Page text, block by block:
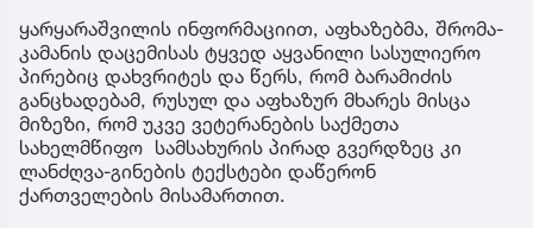
ყარყარაშვილის ინფორმაციით, აფხაზებმა, შრომა-
კამანის დაცემისას ტყვედ აყვანილი სასულიერო
პირებიც დახვრიტეს და წერს, რომ ბარამიძის
განცხადებამ, რუსულ და აფხაზურ მხარეს მისცა
მიზეზი, რომ უკვე ვეტერანების საქმეთა
სახელმწიფო სამსახურის პირად გვერდზეც კი
ლანძღვა-გინების ტექსტები დაწერონ
ქართველების მისამართით.